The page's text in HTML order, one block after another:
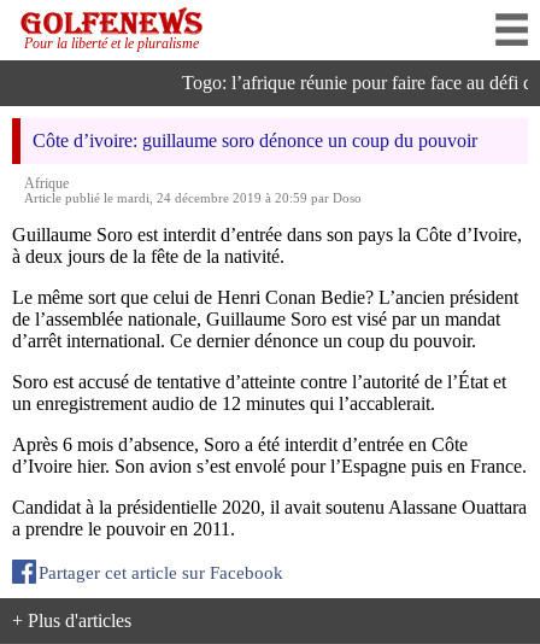
Pour la liberté et le pluralisme
Togo: l’afrique réunie pour faire face au défi
Côte d’ivoire: guillaume soro dénonce un coup du pouvoir
Afrique
Article publié le mardi, 24 décembre 2019 à 20:59 par Doso
Guillaume Soro est interdit d’entrée dans son pays la Côte d’Ivoire,
à deux jours de la fête de la nativité.
Le même sort que celui de Henri Conan Bedie? L’ancien président
de l’assemblée nationale, Guillaume Soro est visé par un mandat
d’arrêt international. Ce dernier dénonce un coup du pouvoir.
Soro est accusé de tentative d’atteinte contre l’autorité de l’État et
un enregistrement audio de 12 minutes qui l’accablerait.
Après 6 mois d’absence, Soro a été interdit d’entrée en Côte
d’Ivoire hier. Son avion s’est envolé pour l’Espagne puis en France.
Candidat à la présidentielle 2020, il avait soutenu Alassane Ouattara
a prendre le pouvoir en 2011.
Partager cet article sur Facebook
+ Plus d'articles